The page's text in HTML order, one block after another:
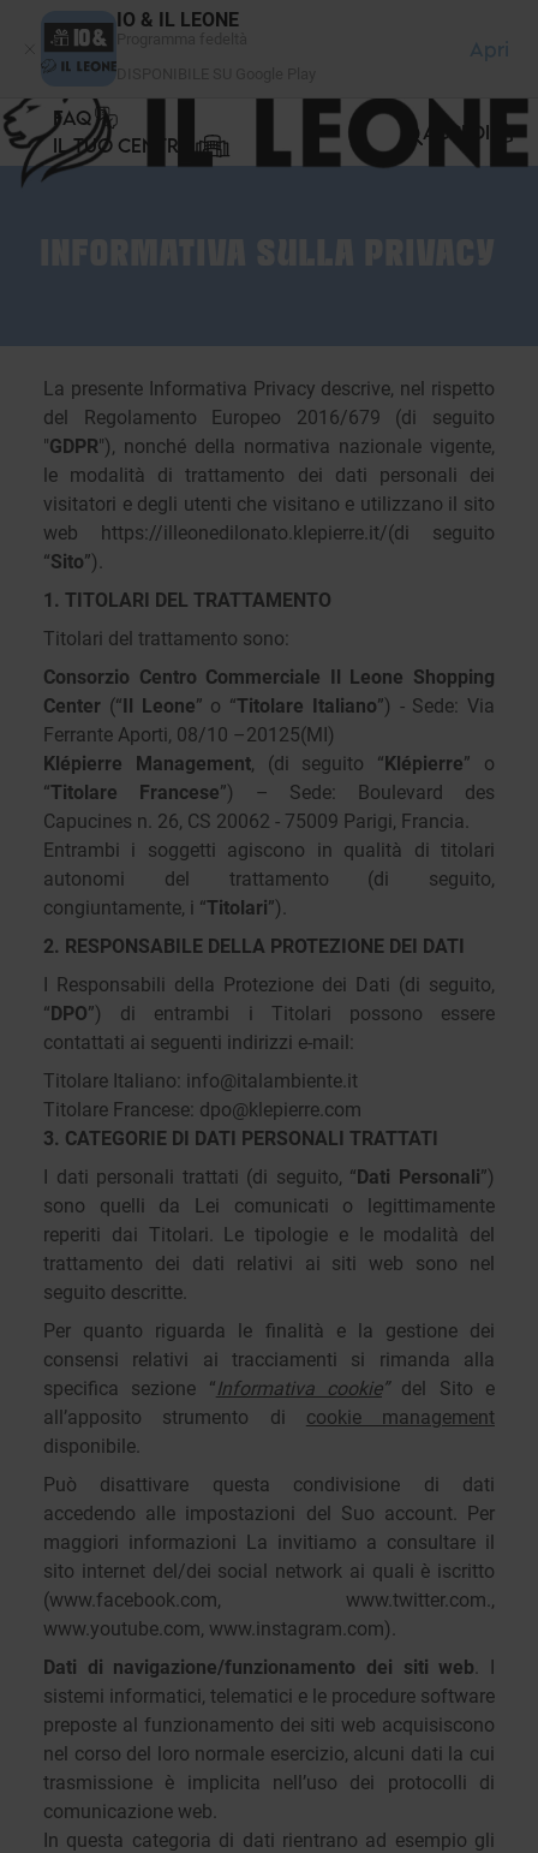
IO & IL LEONE
Apri
FAQ
IL TUO CENTRO
ACCEDI
La presente Informativa Privacy descrive, nel rispetto
del Regolamento Europeo 2016/679 (di seguito
"GDPR"), nonché della normativa nazionale vigente,
le modalità di trattamento dei dati personali dei
visitatori e degli utenti che visitano e utilizzano il sito
web https://illeonedilonato.klepierre.it/(di seguito
“Sito”).
1. TITOLARI DEL TRATTAMENTO
Titolari del trattamento sono:
Consorzio Centro Commerciale Il Leone Shopping
Center (“Il Leone” o “Titolare Italiano”) - Sede: Via
Ferrante Aporti, 08/10 –20125(MI)
Klépierre Management, (di seguito “Klépierre” o
“Titolare Francese”) – Sede: Boulevard des
Capucines n. 26, CS 20062 - 75009 Parigi, Francia.
Entrambi i soggetti agiscono in qualità di titolari
autonomi del trattamento (di seguito,
congiuntamente, i “Titolari”).
2. RESPONSABILE DELLA PROTEZIONE DEI DATI
I Responsabili della Protezione dei Dati (di seguito,
“DPO”) di entrambi i Titolari possono essere
contattati ai seguenti indirizzi e-mail:
Titolare Italiano: info@italambiente.it
Titolare Francese: dpo@klepierre.com
3. CATEGORIE DI DATI PERSONALI TRATTATI
I dati personali trattati (di seguito, “Dati Personali”)
sono quelli da Lei comunicati o legittimamente
reperiti dai Titolari. Le tipologie e le modalità del
trattamento dei dati relativi ai siti web sono nel
seguito descritte.
Per quanto riguarda le finalità e la gestione dei
consensi relativi ai tracciamenti si rimanda alla
specifica sezione “Informativa cookie” del Sito e
all’apposito strumento di cookie management
disponibile.
Può disattivare questa condivisione di dati
accedendo alle impostazioni del Suo account. Per
maggiori informazioni La invitiamo a consultare il
sito internet del/dei social network ai quali è iscritto
(www.facebook.com, www.twitter.com.,
www.youtube.com, www.instagram.com).
Dati di navigazione/funzionamento dei siti web. I
sistemi informatici, telematici e le procedure software
preposte al funzionamento dei siti web acquisiscono
nel corso del loro normale esercizio, alcuni dati la cui
trasmissione è implicita nell’uso dei protocolli di
comunicazione web.
In questa categoria di dati rientrano ad esempio gli
Pannello di gestione dei cookies